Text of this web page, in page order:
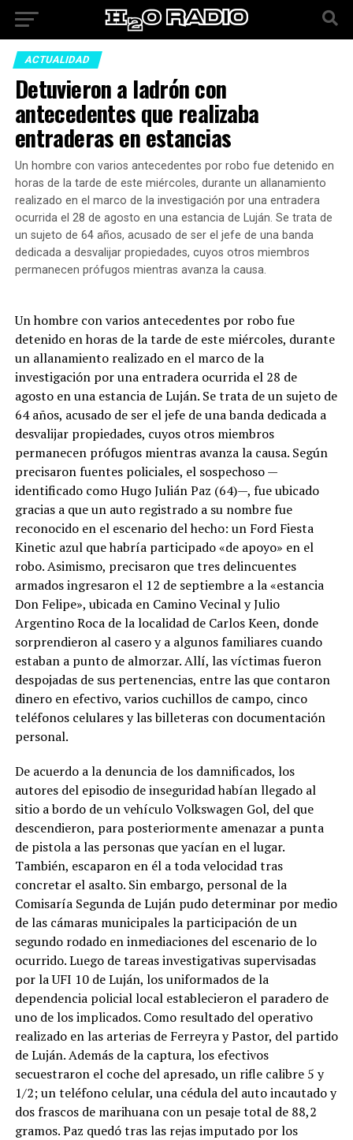
ACTUALIDAD
Detuvieron a ladrón con
antecedentes que realizaba
entraderas en estancias
Un hombre con varios antecedentes por robo fue detenido en
horas de la tarde de este miércoles, durante un allanamiento
realizado en el marco de la investigación por una entradera
ocurrida el 28 de agosto en una estancia de Luján. Se trata de
un sujeto de 64 años, acusado de ser el jefe de una banda
dedicada a desvalijar propiedades, cuyos otros miembros
permanecen prófugos mientras avanza la causa.
Un hombre con varios antecedentes por robo fue
detenido en horas de la tarde de este miércoles, durante
un allanamiento realizado en el marco de la
investigación por una entradera ocurrida el 28 de
agosto en una estancia de Luján. Se trata de un sujeto de
64 años, acusado de ser el jefe de una banda dedicada a
desvalijar propiedades, cuyos otros miembros
permanecen prófugos mientras avanza la causa. Según
precisaron fuentes policiales, el sospechoso —
identificado como Hugo Julián Paz (64)—, fue ubicado
gracias a que un auto registrado a su nombre fue
reconocido en el escenario del hecho: un Ford Fiesta
Kinetic azul que habría participado «de apoyo» en el
robo. Asimismo, precisaron que tres delincuentes
armados ingresaron el 12 de septiembre a la «estancia
Don Felipe», ubicada en Camino Vecinal y Julio
Argentino Roca de la localidad de Carlos Keen, donde
sorprendieron al casero y a algunos familiares cuando
estaban a punto de almorzar. Allí, las víctimas fueron
despojadas de sus pertenencias, entre las que contaron
dinero en efectivo, varios cuchillos de campo, cinco
teléfonos celulares y las billeteras con documentación
personal.
De acuerdo a la denuncia de los damnificados, los
autores del episodio de inseguridad habían llegado al
sitio a bordo de un vehículo Volkswagen Gol, del que
descendieron, para posteriormente amenazar a punta
de pistola a las personas que yacían en el lugar.
También, escaparon en él a toda velocidad tras
concretar el asalto. Sin embargo, personal de la
Comisaría Segunda de Luján pudo determinar por medio
de las cámaras municipales la participación de un
segundo rodado en inmediaciones del escenario de lo
ocurrido. Luego de tareas investigativas supervisadas
por la UFI 10 de Luján, los uniformados de la
dependencia policial local establecieron el paradero de
uno de los implicados. Como resultado del operativo
realizado en las arterias de Ferreyra y Pastor, del partido
de Luján. Además de la captura, los efectivos
secuestraron el coche del apresado, un rifle calibre 5 y
1/2; un teléfono celular, una cédula del auto incautado y
dos frascos de marihuana con un pesaje total de 88,2
gramos. Paz quedó tras las rejas imputado por los